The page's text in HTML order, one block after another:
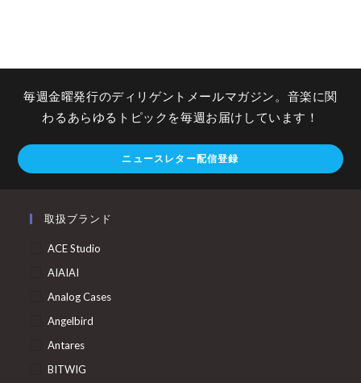
毎週金曜発行のディリゲントメールマガジン。音楽に関
わるあらゆるトピックを毎週お届けしています！
ニュースレター配信登録
取扱ブランド
ACE Studio
AIAIAI
Analog Cases
Angelbird
Antares
BITWIG